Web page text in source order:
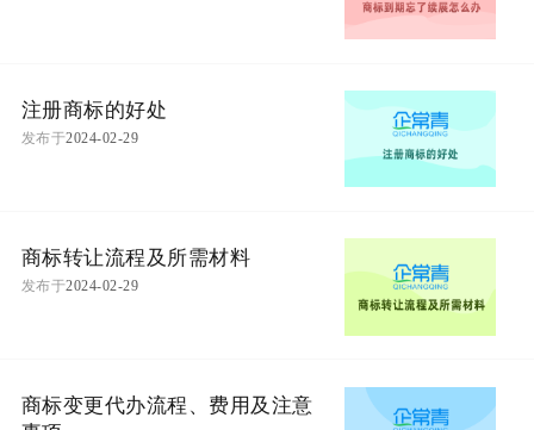
注册商标的好处
发布于2024-02-29
商标转让流程及所需材料
发布于2024-02-29
商标变更代办流程、费用及注意